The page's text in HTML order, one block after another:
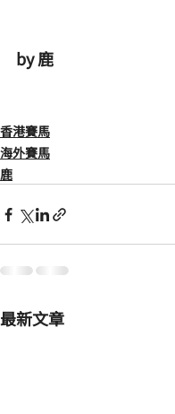
by 鹿
香港賽馬
海外賽馬
鹿
最新文章